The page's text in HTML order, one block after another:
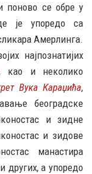
поново се обре у
је упоредо са
Амерлинга.
најпознатијих
као и неколико
Вука Караџића,
београдске
и зидне
и зидове
манастира
других, а упоредо